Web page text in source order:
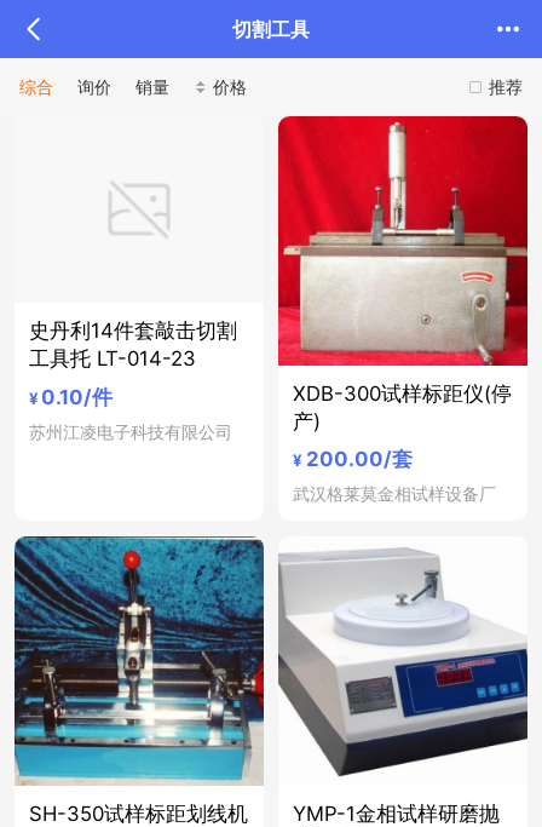
切割工具
推荐
综合 询价 销量 价格
史丹利14件套敲击切割
工具托 LT-014-23
¥ 0.10/件
苏州江凌电子科技有限公司
XDB-300试样标距仪(停
产)
¥ 200.00/套
武汉格莱莫金相试样设备厂
SH-350试样标距划线机
YMP-1金相试样研磨抛